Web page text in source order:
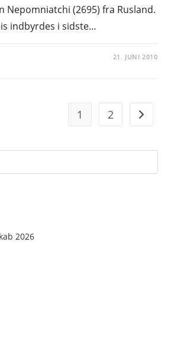
Nepomniatchi (2695) fra Rusland.
indbyrdes i sidste…
21. JUNI 2010
1 2 Go to
2026